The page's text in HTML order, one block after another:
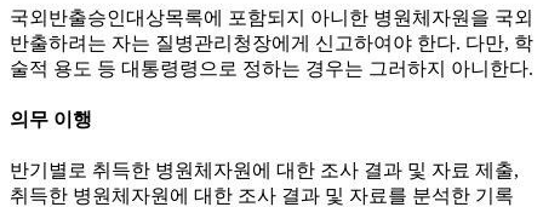
국외반출승인대상목록에 포함되지 아니한 병원체자원을 국외
반출하려는 자는 질병관리청장에게 신고하여야 한다. 다만, 학
술적 용도 등 대통령령으로 정하는 경우는 그러하지 아니한다.
의무 이행
반기별로 취득한 병원체자원에 대한 조사 결과 및 자료 제출,
취득한 병원체자원에 대한 조사 결과 및 자료를 분석한 기록